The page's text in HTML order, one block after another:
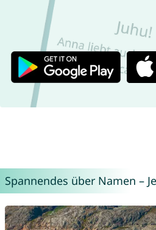
Spannendes über Namen –